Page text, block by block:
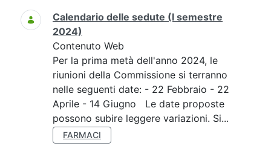
Ricerca
Calendario delle sedute (I semestre
2024)
Contenuto Web
Per la prima metà dell'anno 2024, le
riunioni della Commissione si terranno
nelle seguenti date: - 22 Febbraio - 22
Aprile - 14 Giugno Le date proposte
possono subire leggere variazioni. Si...
FARMACI